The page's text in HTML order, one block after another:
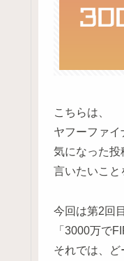
こちらは、
ヤフーファイ
気になった投
言いたいこと
今回は第2回目
「3000万で
それでは、ど